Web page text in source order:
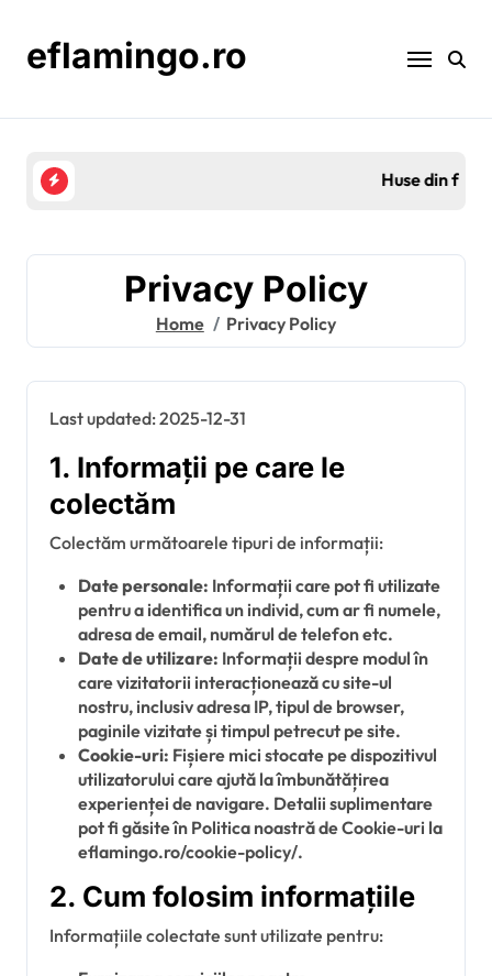
contenteflamingo.ro
Huse din fetru pentru mingile de tenis:
Privacy Policy
Home Privacy Policy
Last updated: 2025-12-31
1. Informații pe care le
colectăm
Colectăm următoarele tipuri de informații:
Date personale: Informații care pot fi utilizate
pentru a identifica un individ, cum ar fi numele,
adresa de email, numărul de telefon etc.
Date de utilizare: Informații despre modul în
care vizitatorii interacționează cu site-ul
nostru, inclusiv adresa IP, tipul de browser,
paginile vizitate și timpul petrecut pe site.
Cookie-uri: Fișiere mici stocate pe dispozitivul
utilizatorului care ajută la îmbunătățirea
experienței de navigare. Detalii suplimentare
pot fi găsite în Politica noastră de Cookie-uri la
eflamingo.ro/cookie-policy/.
2. Cum folosim informațiile
Informațiile colectate sunt utilizate pentru: